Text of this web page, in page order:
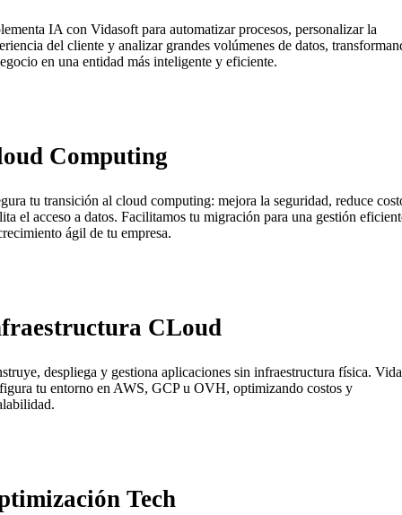
IA con Vidasoft para automatizar procesos, personalizar la
del cliente y analizar grandes volúmenes de datos,
en una entidad más inteligente y eficiente.
Computing
tu transición al cloud computing: mejora la seguridad, reduce
el acceso a datos. Facilitamos tu migración para una gestión
ágil de tu empresa.
CLoud
despliega y gestiona aplicaciones sin infraestructura física.
tu entorno en AWS, GCP u OVH, optimizando costos y
Tech